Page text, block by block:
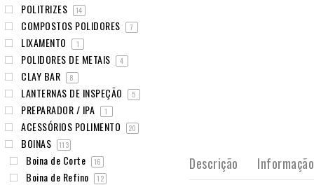
Descrição
POLITRIZES 14
COMPOSTOS POLIDORES 7
LIXAMENTO 1
POLIDORES DE METAIS 4
CLAY BAR 8
LANTERNAS DE INSPEÇÃO 5
PREPARADOR / IPA 1
ACESSÓRIOS POLIMENTO 20
BOINAS 113
Boina de Corte 16
Boina de Refino 12